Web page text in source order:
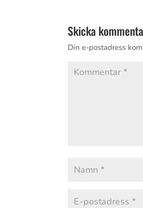
Skicka
Din e-postadress